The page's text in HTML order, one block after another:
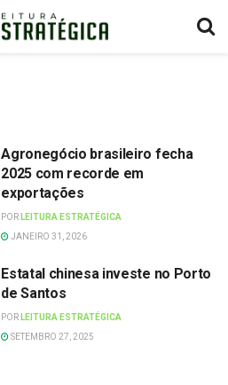
Agronegócio brasileiro fecha
2025 com recorde em
exportações
POR LEITURA ESTRATÉGICA
JANEIRO 31, 2026
Estatal chinesa investe no Porto
de Santos
POR LEITURA ESTRATÉGICA
SETEMBRO 27, 2025